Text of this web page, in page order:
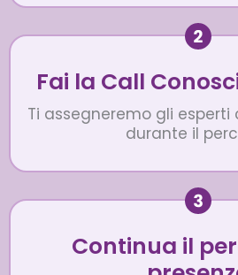
Fai la Call
Ti assegneremo gli
durante il
Continua il